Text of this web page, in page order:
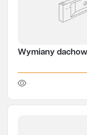
Wymiany